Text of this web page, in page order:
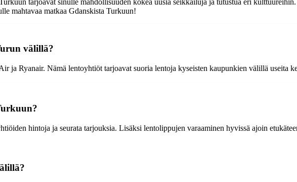
mahtavaa matkaa Gdanskista Turkuun!
välillä?
ja Ryanair. Nämä lentoyhtiöt tarjoavat suoria lentoja kyseisten kaupunkien välillä useita
hintoja ja seurata tarjouksia. Lisäksi lentolippujen varaaminen hyvissä ajoin